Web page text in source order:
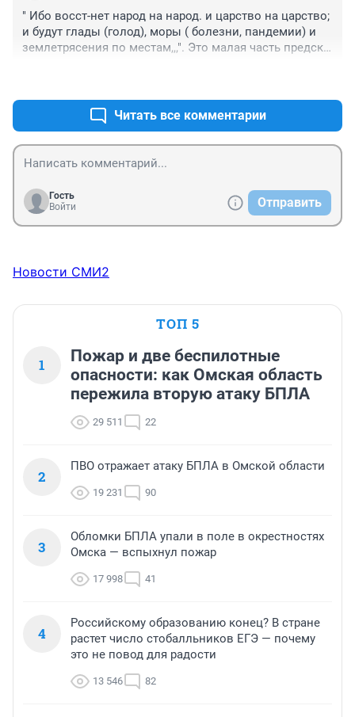
" Ибо восст-нет народ на народ. и царство на царство;
и будут глады (голод), моры ( болезни, пандемии) и
землетрясения по местам,,,". Это малая часть предск-
Читать все комментарии
Гость
Войти
Отправить
Новости СМИ2
ТОП 5
1
Пожар и две беспилотные
опасности: как Омская область
пережила вторую атаку БПЛА
29 511 22
2
ПВО отражает атаку БПЛА в Омской области
19 231 90
3
Обломки БПЛА упали в поле в окрестностях
Омска — вспыхнул пожар
17 998 41
4
Российскому образованию конец? В стране
растет число стобалльников ЕГЭ — почему
это не повод для радости
13 546 82